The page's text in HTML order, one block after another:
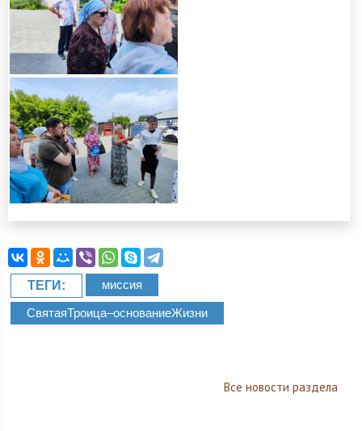
ТЕГИ: миссия
СвятаяТроица–основаниеЖизни
Все новости раздела